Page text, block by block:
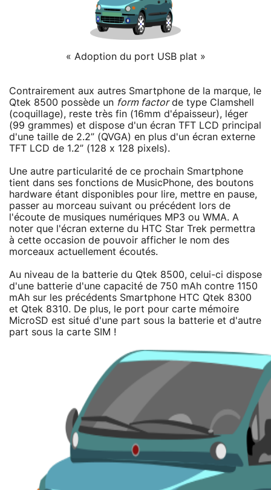
« Adoption du port USB plat »
Contrairement aux autres Smartphone de la marque, le
Qtek 8500 possède un form factorde type Clamshell
(coquillage), reste très fin (16mm d'épaisseur), léger
(99 grammes) et dispose d'un écran TFT LCD principal
d'une taille de 2.2” (QVGA) en plus d'un écran externe
TFT LCD de 1.2” (128 x 128 pixels).
Une autre particularité de ce prochain Smartphone
tient dans ses fonctions de MusicPhone, des boutons
hardware étant disponibles pour lire, mettre en pause,
passer au morceau suivant ou précédent lors de
l'écoute de musiques numériques MP3 ou WMA. A
noter que l'écran externe du HTC Star Trek permettra
à cette occasion de pouvoir afficher le nom des
morceaux actuellement écoutés.
Au niveau de la batterie du Qtek 8500, celui-ci dispose
d'une batterie d'une capacité de 750 mAh contre 1150
mAh sur les précédents Smartphone HTC Qtek 8300
et Qtek 8310. De plus, le port pour carte mémoire
MicroSD est situé d'une part sous la batterie et d'autre
part sous la carte SIM !